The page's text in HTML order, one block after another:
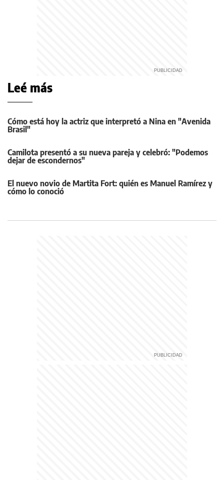
Leé más
Cómo está hoy la actriz que interpretó a Nina en "Avenida
Brasil"
Camilota presentó a su nueva pareja y celebró: "Podemos
dejar de escondernos"
El nuevo novio de Martita Fort: quién es Manuel Ramírez y
cómo lo conoció